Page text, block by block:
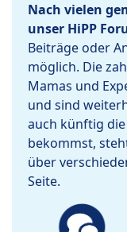
Nach vielen
unser HiPP
Beiträge oder
möglich. Die
Mamas und
und sind
auch künftig
bekommst,
über
Seite.